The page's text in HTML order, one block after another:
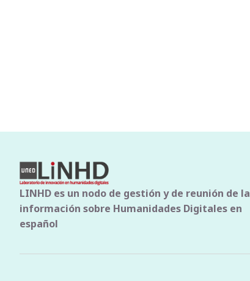
LINHD es un nodo de gestión y de reunión de la
información sobre Humanidades Digitales en
español